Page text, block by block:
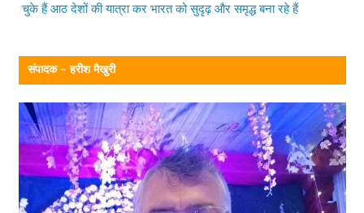
चुके हैं आठ देशों की यात्रा कर भारत को सुदृढ़ और समृद्ध बना रहे हैं
संपादक – हरीश मैखुरी